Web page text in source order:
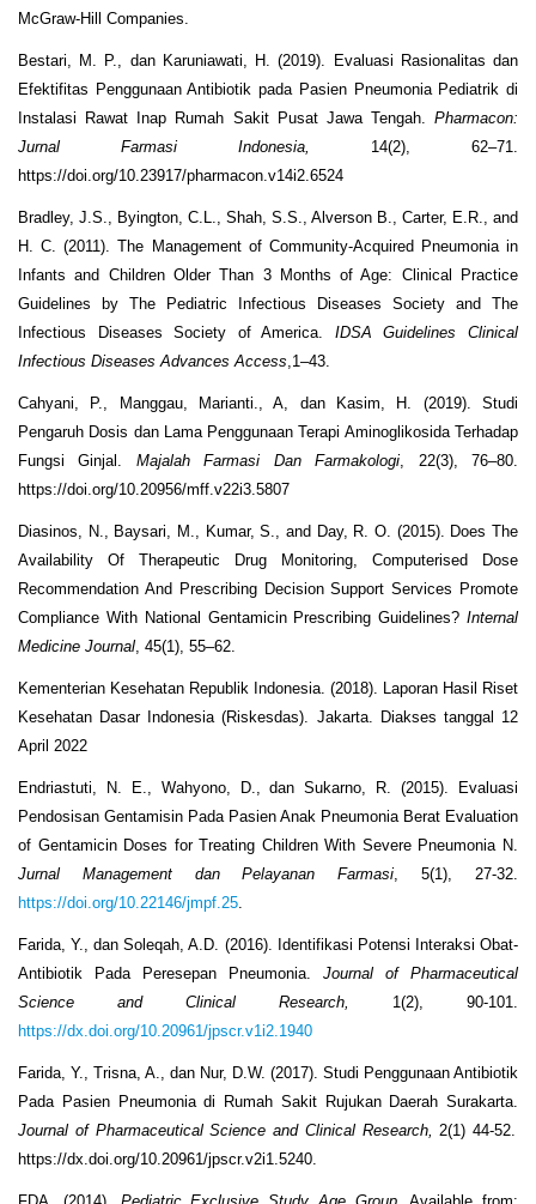
McGraw-Hill Companies.
Bestari, M. P., dan Karuniawati, H. (2019). Evaluasi Rasionalitas dan
Efektifitas Penggunaan Antibiotik pada Pasien Pneumonia Pediatrik di
Instalasi Rawat Inap Rumah Sakit Pusat Jawa Tengah. Pharmacon:
Jurnal Farmasi Indonesia
14(2), 62–71.
https://doi.org/10.23917/pharmacon.v14i2.6524
Bradley, J.S., Byington, C.L., Shah, S.S., Alverson B., Carter, E.R., and
H. C. (2011). The Management of Community-Acquired Pneumonia in
Infants and Children Older Than 3 Months of Age: Clinical Practice
Guidelines by The Pediatric Infectious Diseases Society and The
Infectious Diseases Society of America. IDSA Guidelines Clinical
Infectious Diseases Advances Access ,1–43.
Cahyani, P., Manggau, Marianti., A, dan Kasim, H. (2019). Studi
Pengaruh Dosis dan Lama Penggunaan Terapi Aminoglikosida Terhadap
Fungsi Ginjal. Majalah Farmasi Dan Farmakologi , 22(3), 76–80.
https://doi.org/10.20956/mff.v22i3.5807
Diasinos, N., Baysari, M., Kumar, S., and Day, R. O. (2015). Does The
Availability Of Therapeutic Drug Monitoring, Computerised Dose
Recommendation And Prescribing Decision Support Services Promote
Compliance With National Gentamicin Prescribing Guidelines? Internal
Medicine Journal , 45(1), 55–62.
Kementerian Kesehatan Republik Indonesia. (2018). Laporan Hasil Riset
Kesehatan Dasar Indonesia (Riskesdas). Jakarta. Diakses tanggal 12
April 2022
Endriastuti, N. E., Wahyono, D., dan Sukarno, R. (2015). Evaluasi
Pendosisan Gentamisin Pada Pasien Anak Pneumonia Berat Evaluation
of Gentamicin Doses for Treating Children With Severe Pneumonia N.
Jurnal Management dan Pelayanan Farmasi
5(1), 27-32.
https://doi.org/10.22146/jmpf.25
Farida, Y., dan Soleqah, A.D. (2016). Identifikasi Potensi Interaksi Obat-
Antibiotik Pada Peresepan Pneumonia. Journal of Pharmaceutical
Science and Clinical Research, 1(2), 90-101.
https://dx.doi.org/10.20961/jpscr.v1i2.1940
Farida, Y., Trisna, A., dan Nur, D.W. (2017). Studi Penggunaan Antibiotik
Pada Pasien Pneumonia di Rumah Sakit Rujukan Daerah Surakarta.
Journal of Pharmaceutical Science and Clinical Research, 2(1) 44-52.
https://dx.doi.org/10.20961/jpscr.v2i1.5240.